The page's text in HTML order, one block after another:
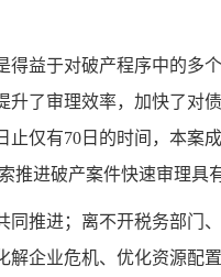
益于对破产程序中的多
了审理效率，加快了对
止仅有70日的时间，本案
进破产案件快速审理具
推进；离不开税务部门
企业危机、优化资源配